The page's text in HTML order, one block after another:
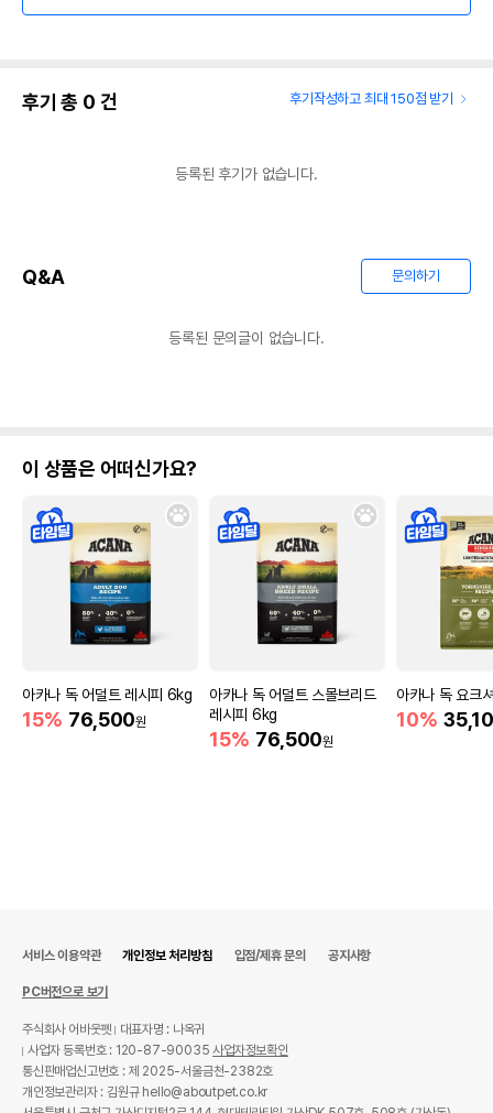
후기 총 0 건 후기작성하고 최대 150점 받기
등록된 후기가 없습니다.
Q&A 문의하기
등록된 문의글이 없습니다.
이 상품은 어떠신가요?
아카나 독 어덜트 레시피 6kg
15% 76,500원
아카나 독 어덜트 스몰브리드
레시피 6kg
15% 76,500원
아카나 독 요크
10%
서비스 이용약관 개인정보 처리방침 입점/제휴 문의 공지사항
PC버전으로 보기
주식회사 어바웃펫
대표자명 : 나옥귀
사업자 등록번호 : 120-87-90035사업자정보확인
통신판매업신고번호 : 제 2025-서울금천-2382호
개인정보관리자 : 김원규 hello@aboutpet.co.kr